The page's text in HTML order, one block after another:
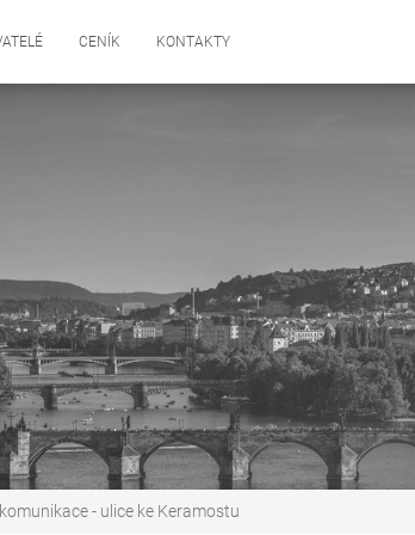
CENÍK KONTAKTY
- ulice ke Keramostu